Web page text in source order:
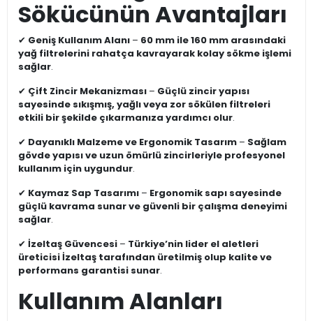
Sökücünün Avantajları
✔ Geniş Kullanım Alanı – 60 mm ile 160 mm arasındaki
yağ filtrelerini rahatça kavrayarak kolay sökme işlemi
sağlar.
✔ Çift Zincir Mekanizması – Güçlü zincir yapısı
sayesinde sıkışmış, yağlı veya zor sökülen filtreleri
etkili bir şekilde çıkarmanıza yardımcı olur.
✔ Dayanıklı Malzeme ve Ergonomik Tasarım – Sağlam
gövde yapısı ve uzun ömürlü zincirleriyle profesyonel
kullanım için uygundur.
✔ Kaymaz Sap Tasarımı – Ergonomik sapı sayesinde
güçlü kavrama sunar ve güvenli bir çalışma deneyimi
sağlar.
✔ İzeltaş Güvencesi – Türkiye’nin lider el aletleri
üreticisi İzeltaş tarafından üretilmiş olup kalite ve
performans garantisi sunar.
Kullanım Alanları